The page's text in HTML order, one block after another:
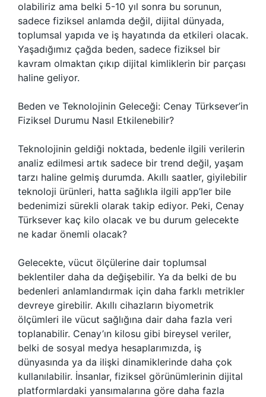
olabiliriz ama belki 5-10 yıl sonra bu sorunun,
sadece fiziksel anlamda değil, dijital dünyada,
toplumsal yapıda ve iş hayatında da etkileri olacak.
Yaşadığımız çağda beden, sadece fiziksel bir
kavram olmaktan çıkıp dijital kimliklerin bir parçası
haline geliyor.
Beden ve Teknolojinin Geleceği: Cenay Türksever’in
Fiziksel Durumu Nasıl Etkilenebilir?
Teknolojinin geldiği noktada, bedenle ilgili verilerin
analiz edilmesi artık sadece bir trend değil, yaşam
tarzı haline gelmiş durumda. Akıllı saatler, giyilebilir
teknoloji ürünleri, hatta sağlıkla ilgili app’ler bile
bedenimizi sürekli olarak takip ediyor. Peki, Cenay
Türksever kaç kilo olacak ve bu durum gelecekte
ne kadar önemli olacak?
Gelecekte, vücut ölçülerine dair toplumsal
beklentiler daha da değişebilir. Ya da belki de bu
bedenleri anlamlandırmak için daha farklı metrikler
devreye girebilir. Akıllı cihazların biyometrik
ölçümleri ile vücut sağlığına dair daha fazla veri
toplanabilir. Cenay’ın kilosu gibi bireysel veriler,
belki de sosyal medya hesaplarımızda, iş
dünyasında ya da ilişki dinamiklerinde daha çok
kullanılabilir. İnsanlar, fiziksel görünümlerinin dijital
platformlardaki yansımalarına göre daha fazla